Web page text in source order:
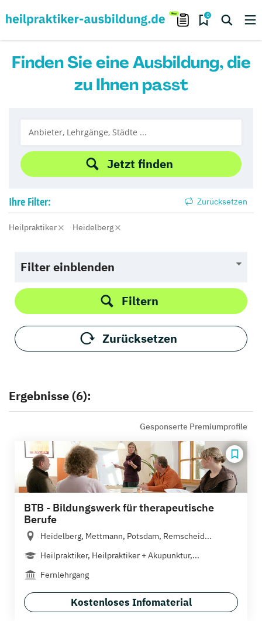
0
Finden Sie eine Ausbildung, die
zu Ihnen passt
Jetzt finden
Ihre Filter: Zurücksetzen
Heilpraktiker Heidelberg
Filter einblenden
Filtern
Zurücksetzen
Ergebnisse (6):
Gesponserte Premiumprofile
BTB - Bildungswerk für therapeutische
Berufe
Heidelberg, Mettmann, Potsdam, Remscheid...
Heilpraktiker, Heilpraktiker + Akupunktur,...
Fernlehrgang
Kostenloses Infomaterial